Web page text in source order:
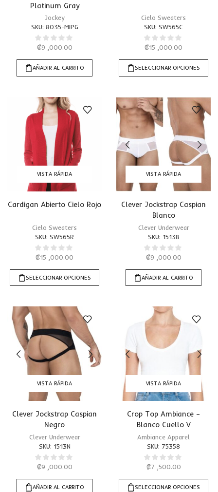
Platinum Gray
Jockey
SKU: 8035-MIPG
₡9 ,000.00
AÑADIR AL CARRITO
Cielo Sweaters
SKU: SW565C
₡15 ,000.00
SELECCIONAR OPCIONES
VISTA RÁPIDA
Cardigan Abierto Cielo Rojo
Cielo Sweaters
SKU: SW565R
₡15 ,000.00
SELECCIONAR OPCIONES
VISTA RÁPIDA
Clever Jockstrap Caspian
Blanco
Clever Underwear
SKU: 1513B
₡9 ,000.00
AÑADIR AL CARRITO
VISTA RÁPIDA
Clever Jockstrap Caspian
Negro
Clever Underwear
SKU: 1513N
₡9 ,000.00
AÑADIR AL CARRITO
VISTA RÁPIDA
Crop Top Ambiance –
Blanco Cuello V
Ambiance Apparel
SKU: 75358
₡7 ,500.00
SELECCIONAR OPCIONES